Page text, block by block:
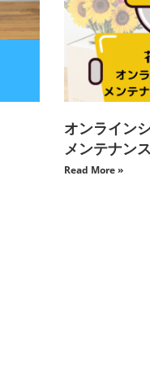
オンライン
メンテナン
Read More »